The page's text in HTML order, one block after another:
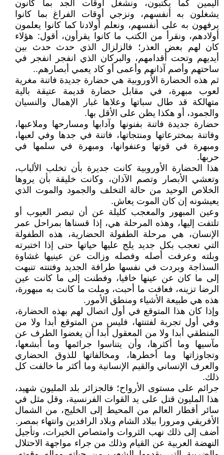
اليمين كما يكتبون، ونشغل أوقات الجد بما كانون
يشغلون به أنفسهم، ونزجي أوقات الفراغ بما كانوا
يرفهون به على أنفسهم، ونعلم أولادنا كما كانوا يعلمون
أولادهم، ونقرأ من الكتب ما كانوا يقرأون، أقول: هؤلاء
كان لهم بعض العذر؛ فالزلزال الذي حدث حدث بين
أيديهم وتحت أقدامهم، والبركان الذي انفجر انفجر في
ساحتهم وأصم آذانهم وأعمى أو كاد يعمي أبصارهم..
ثم هذه الحضارة الأوروبية هي حضارة جديدة فاتنة مغرية
لعوب مبهرة، في مقابل حضارة قديمة عتيقة بالية
متهالكة قد طال سباتها وعلاها غبار الإهمال والنسيان
والجمود، أو هكذا يظن على الأقل بها.
حضارة جديدة فاتنة بفنونها وآدابها ومسارحها وملاعبها،
وفاتنة بمخترعاتها ومنتجاتها، فاتنة في جدها وفي لعبها،
ومبهرة في قوتها وعنفوانها، ومبهرة في سلمها في
حربها.
هذا الحضارة الأوروبية كانت جديرة بأن تخلب الألباب،
وتعشي الأبصار وتصم الآذان، وكانت خليقة بأن يروها
الخلاص الوحيد من حالة التخلف والجمود والموت الذي
يعيشونه إن كان الموت يعاش.
وعين المبهور والمعجب كليلة عن أن تبصر العيوب أو
تلتفت إليها، وهذه المرحلة هي، إذا قسناها بمراحل عمر
الإنسان، هي مرحلة الطفولة الحضارية، هذه الطفولة
التي تعجب بكل جديد يلج عليها حياتها حتى إذا اختبرته
وبلته وعرفت أصله وفصله وزالت عن عينيها غشاوة
السذاجة وبردت في نفسها طرافة الجديد وفتنته تنبهت
إلى ما كان عن عينها خافيا، وفطنت إلى ما كانت عين
الرضا تزينه، فعافت ما أحبت، وملت ما كانت به مبهورة،
هذه هي طبيعة الأشياء ومنطق الأمور.
وإذا كان هذا المتوقع في أول اتصال لهم بهذه الحضارة،
وفي أول تجربة لفتنتها، فليس من المتوقع أبدا ولا من
المنطقي أبدا ولا من المعقول أبدا أن يغضوا الطرف عن
مآسيها وما أكثرها، وأن يتناسوا جرائمها وما أبشعها،
وتجاوزاتها وما أخطرها، ومخالفاتها للذوق الحضاري
والعرف الإنساني والقيم الإنسانية وما أكثر ما خالفت كل
ذلك.
جرائم على مستوى الأرواح؛ فالجزائر بلد المليون شهيد،
هذا المليون قتل على يد القوات الفرنسية، وقل مثل في
سائر أقطار العالم من المحيط إلى الخليج، من الشمال
الأفريقي ومرورا ببلاد الشام وبلاد الرافدين وانتهاء بمصر.
أضف إلى ذلك نهب الثروات وامتصاص الخيرات، وتأجيل
النهضة العربية عن القيام وذلك من جراء مواجهة الاحتلال